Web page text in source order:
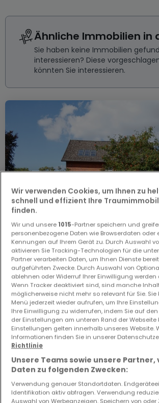
Ähnliche Immobilien in
Sie haben keine Immobilien
interessieren? Diese
könnten Sie interessieren.
Haus 1 Zimmer zum Kauf inMertesdorf
136.190 €
140 m² 1
Wir verwenden Cookies, um Ihnen zu
schnell und effizient Ihre
finden.
Wir und unsere 1015-Partner speichern und
personenbezogene Daten wie Browserdaten oder
Kennungen auf Ihrem Gerät zu. Durch Auswahl
aktivieren Sie Tracking-Technologien für die
Partner verarbeiten Daten, um Ihnen Dienste
aufgeführten Zwecke. Durch Auswahl von
ablehnen oder Widerruf Ihrer Einwilligung werden
Wenn Tracker deaktiviert sind, sind manche
möglicherweise nicht mehr so relevant für Sie.
Menü jederzeit wieder aufrufen, um Ihre
Ihre Einwilligung zu widerrufen, indem Sie auf
der Einstellungen am unteren Rand der Webseite
Einstellungen gelten innerhalb unseres Website.
Informationen finden Sie in unserer
Richtlinie
Unsere Teams sowie unsere
Daten zu folgenden Zwecken:
Verwendung genauer Standortdaten.
Identifikation aktiv abfragen. Verwendung
Auswahl von Werbeanzeigen. Speichern von